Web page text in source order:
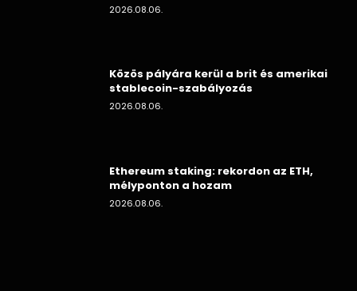
2026.08.06.
Közös pályára kerül a brit és amerikai
stablecoin-szabályozás
2026.08.06.
Ethereum staking: rekordon az ETH,
mélyponton a hozam
2026.08.06.